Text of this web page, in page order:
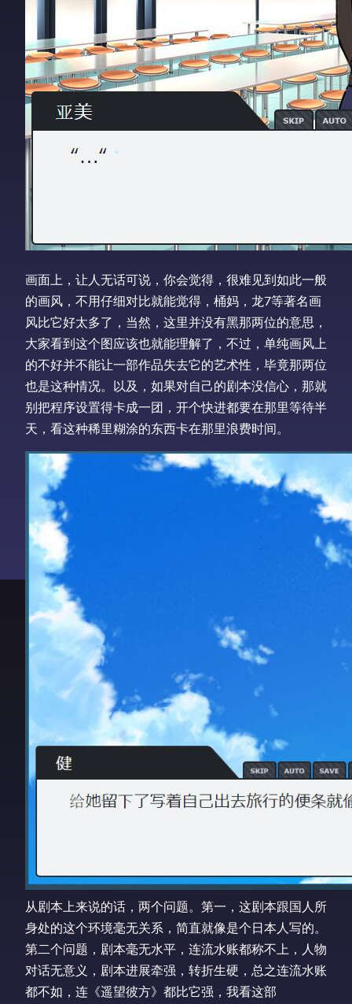
画面上，让人无话可说，你会觉得，很难见到如此一般
的画风，不用仔细对比就能觉得，桶妈，龙7等著名画
风比它好太多了，当然，这里并没有黑那两位的意思，
大家看到这个图应该也就能理解了，不过，单纯画风上
的不好并不能让一部作品失去它的艺术性，毕竟那两位
也是这种情况。以及，如果对自己的剧本没信心，那就
别把程序设置得卡成一团，开个快进都要在那里等待半
天，看这种稀里糊涂的东西卡在那里浪费时间。
从剧本上来说的话，两个问题。第一，这剧本跟国人所
身处的这个环境毫无关系，简直就像是个日本人写的。
第二个问题，剧本毫无水平，连流水账都称不上，人物
对话无意义，剧本进展牵强，转折生硬，总之连流水账
都不如，连《遥望彼方》都比它强，我看这部